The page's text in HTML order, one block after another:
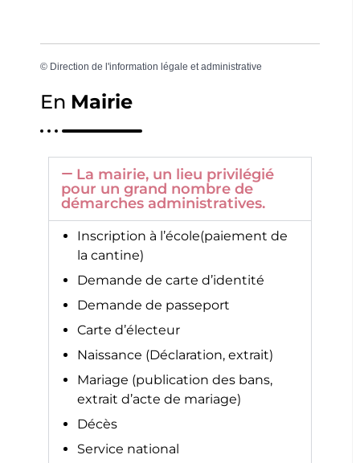
© Direction de l'information légale et administrative
En Mairie
La mairie, un lieu privilégié
pour un grand nombre de
démarches administratives.
Inscription à l’école(paiement de
la cantine)
Demande de carte d’identité
Demande de passeport
Carte d’électeur
Naissance (Déclaration, extrait)
Mariage (publication des bans,
extrait d’acte de mariage)
Décès
Service national